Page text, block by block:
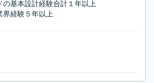
基本設計経験合計１年以上
経験５年以上